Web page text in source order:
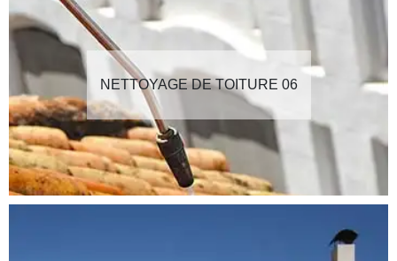
NETTOYAGE DE TOITURE 06